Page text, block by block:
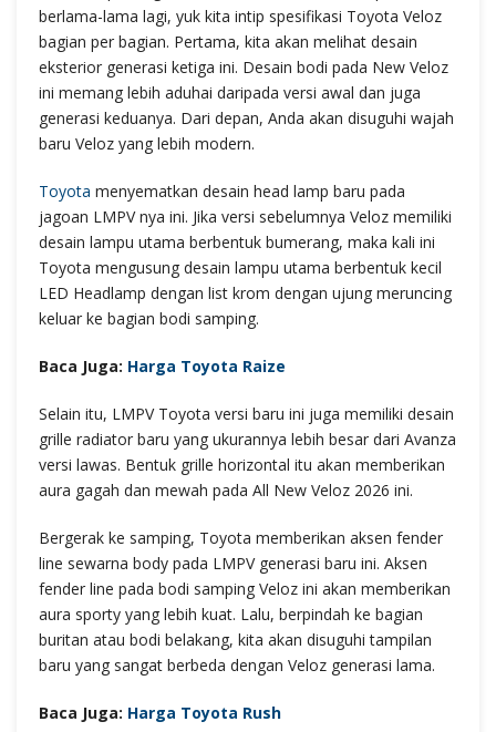
berlama-lama lagi, yuk kita intip spesifikasi Toyota Veloz
bagian per bagian. Pertama, kita akan melihat desain
eksterior generasi ketiga ini. Desain bodi pada New Veloz
ini memang lebih aduhai daripada versi awal dan juga
generasi keduanya. Dari depan, Anda akan disuguhi wajah
baru Veloz yang lebih modern.
Toyota menyematkan desain head lamp baru pada
jagoan LMPV nya ini. Jika versi sebelumnya Veloz memiliki
desain lampu utama berbentuk bumerang, maka kali ini
Toyota mengusung desain lampu utama berbentuk kecil
LED Headlamp dengan list krom dengan ujung meruncing
keluar ke bagian bodi samping.
Baca Juga: Harga Toyota Raize
Selain itu, LMPV Toyota versi baru ini juga memiliki desain
grille radiator baru yang ukurannya lebih besar dari Avanza
versi lawas. Bentuk grille horizontal itu akan memberikan
aura gagah dan mewah pada All New Veloz 2026 ini.
Bergerak ke samping, Toyota memberikan aksen fender
line sewarna body pada LMPV generasi baru ini. Aksen
fender line pada bodi samping Veloz ini akan memberikan
aura sporty yang lebih kuat. Lalu, berpindah ke bagian
buritan atau bodi belakang, kita akan disuguhi tampilan
baru yang sangat berbeda dengan Veloz generasi lama.
Baca Juga: Harga Toyota Rush